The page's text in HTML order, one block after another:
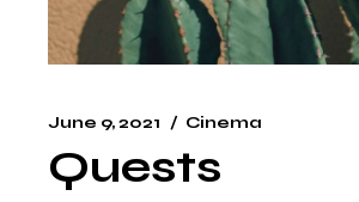
June 9, 2021 Cinema
Quests